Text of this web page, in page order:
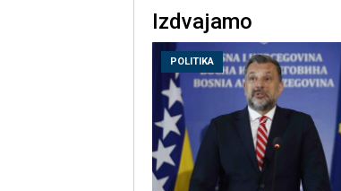
Izdvajamo
POLITIKA